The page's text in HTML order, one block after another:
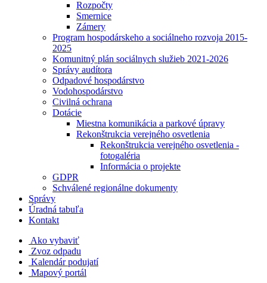
Rozpočty
Smernice
Zámery
Program hospodárskeho a sociálneho rozvoja 2015-
2025
Komunitný plán sociálnych služieb 2021-2026
Správy audítora
Odpadové hospodárstvo
Vodohospodárstvo
Civilná ochrana
Dotácie
Miestna komunikácia a parkové úpravy
Rekonštrukcia verejného osvetlenia
Rekonštrukcia verejného osvetlenia -
fotogaléria
Informácia o projekte
GDPR
Schválené regionálne dokumenty
Správy
Úradná tabuľa
Kontakt
Ako vybaviť
Zvoz odpadu
Kalendár podujatí
Mapový portál